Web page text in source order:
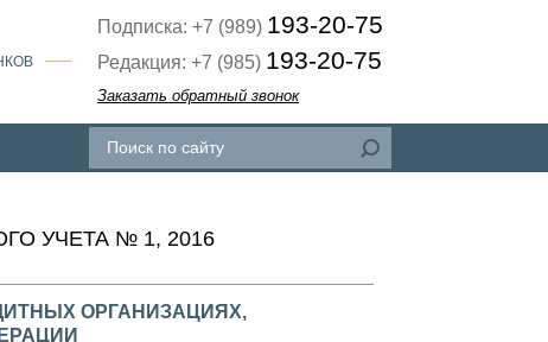
Подписка: +7 (989) 193-20-75
Редакция: +7 (985) 193-20-75
Заказать обратный звонок
УЧЕТА № 1, 2016
ОРГАНИЗАЦИЯХ,